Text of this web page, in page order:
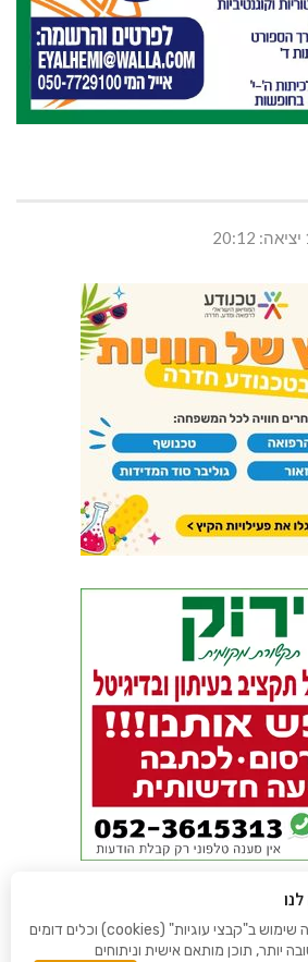
לידיעתכם, באתר זה נעשה שימוש ב"קבצי עוגיות" (cookies) וכלים דומים
יותר, תוכן מותאם אישית וניתוחים